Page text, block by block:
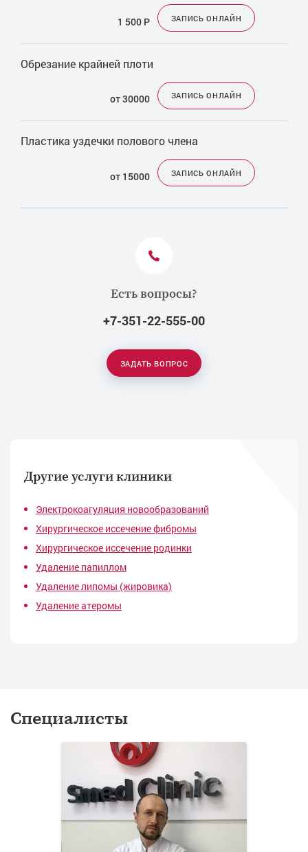
Есть вопросы?
+7-351-22-555-00
ЗАДАТЬ ВОПРОС
1 500 Р ЗАПИСЬ ОНЛАЙН
Обрезание крайней плоти
от 30000 ЗАПИСЬ ОНЛАЙН
Пластика уздечки полового члена
от 15000 ЗАПИСЬ ОНЛАЙН
Другие услуги клиники
Электрокоагуляция новообразований
Хирургическое иссечение фибромы
Хирургическое иссечение родинки
Удаление папиллом
Удаление липомы (жировика)
Удаление атеромы
Специалисты